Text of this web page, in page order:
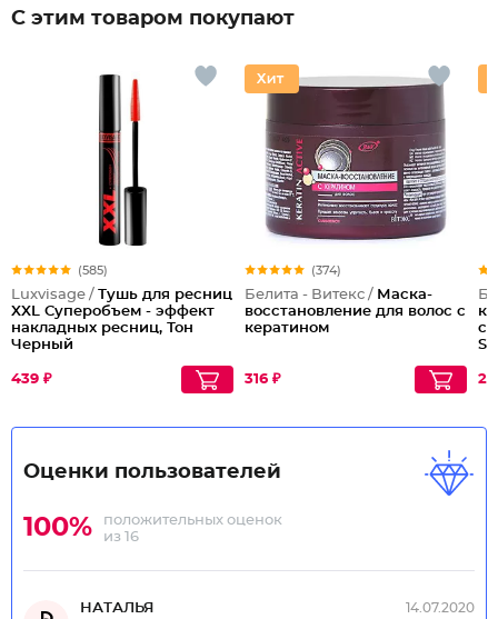
С этим товаром покупают
(585)
Luxvisage / Тушь для ресниц
XXL Суперобъем - эффект
накладных ресниц, Тон
Черный
439 ₽
(374)
Белита - Витекс / Маска-
восстановление для волос с
кератином
316 ₽
Оценки пользователей
100%
положительных оценок
из 16
НАТАЛЬЯ 14.07.2020